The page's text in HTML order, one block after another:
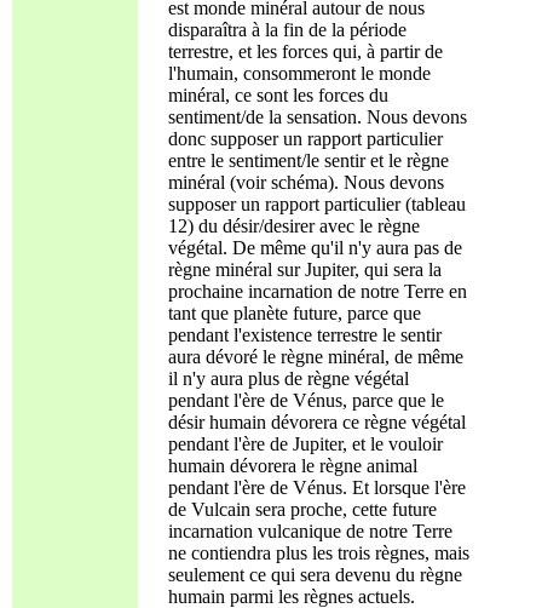
est monde minéral autour de nous
disparaîtra à la fin de la période
terrestre, et les forces qui, à partir de
l'humain, consommeront le monde
minéral, ce sont les forces du
sentiment/de la sensation. Nous devons
donc supposer un rapport particulier
entre le sentiment/le sentir et le règne
minéral (voir schéma). Nous devons
supposer un rapport particulier (tableau
12) du désir/desirer avec le règne
végétal. De même qu'il n'y aura pas de
règne minéral sur Jupiter, qui sera la
prochaine incarnation de notre Terre en
tant que planète future, parce que
pendant l'existence terrestre le sentir
aura dévoré le règne minéral, de même
il n'y aura plus de règne végétal
pendant l'ère de Vénus, parce que le
désir humain dévorera ce règne végétal
pendant l'ère de Jupiter, et le vouloir
humain dévorera le règne animal
pendant l'ère de Vénus. Et lorsque l'ère
de Vulcain sera proche, cette future
incarnation vulcanique de notre Terre
ne contiendra plus les trois règnes, mais
seulement ce qui sera devenu du règne
humain parmi les règnes actuels.